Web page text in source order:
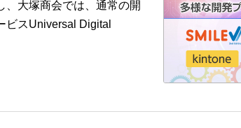
、大塚商会では、通常の開
ビスUniversal Digital